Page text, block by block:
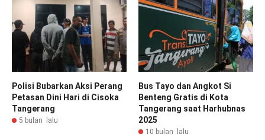
Polisi Bubarkan Aksi Perang
Petasan Dini Hari di Cisoka
Tangerang
5 bulan lalu
Bus Tayo dan Angkot Si
Benteng Gratis di Kota
Tangerang saat Harhubnas
2025
10 bulan lalu